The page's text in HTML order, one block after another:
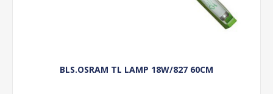
BLS.OSRAM TL LAMP 18W/827 60CM